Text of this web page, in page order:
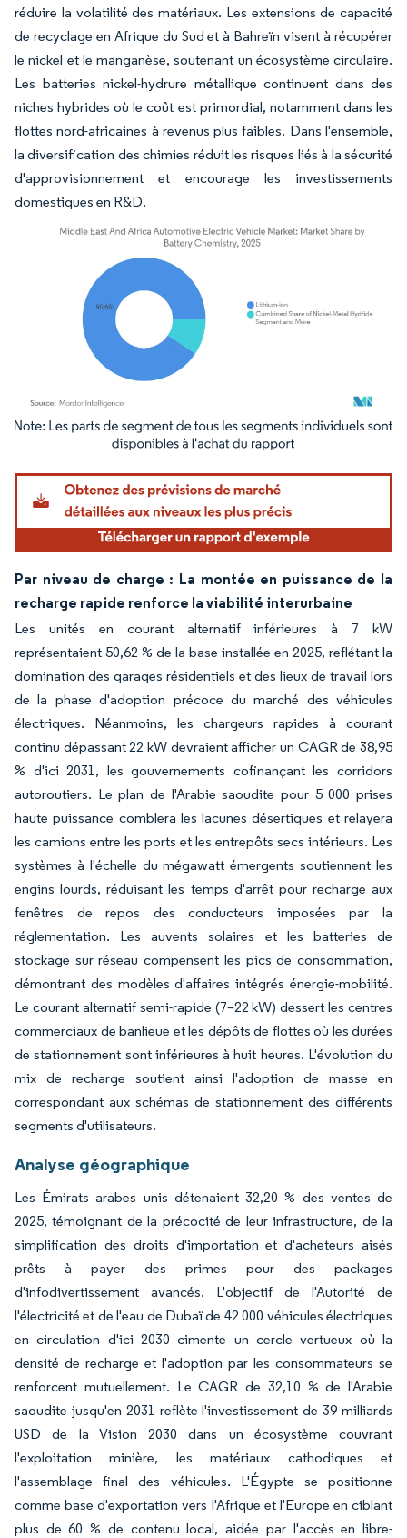
réduire la volatilité des matériaux. Les extensions de capacité
de recyclage en Afrique du Sud et à Bahreïn visent à récupérer
le nickel et le manganèse, soutenant un écosystème circulaire.
Les batteries nickel-hydrure métallique continuent dans des
niches hybrides où le coût est primordial, notamment dans les
flottes nord-africaines à revenus plus faibles. Dans l'ensemble,
la diversification des chimies réduit les risques liés à la sécurité
d'approvisionnement et encourage les investissements
domestiques en R&D.
Image © Mordor Intelligence. La réutilisation nécessite une attribution sous CC BY
Par niveau de charge : La montée en puissance de la
recharge rapide renforce la viabilité interurbaine
Les unités en courant alternatif inférieures à 7 kW
représentaient 50,62 % de la base installée en 2025, reflétant la
domination des garages résidentiels et des lieux de travail lors
de la phase d'adoption précoce du marché des véhicules
électriques. Néanmoins, les chargeurs rapides à courant
continu dépassant 22 kW devraient afficher un CAGR de 38,95
% d'ici 2031, les gouvernements cofinançant les corridors
autoroutiers. Le plan de l'Arabie saoudite pour 5 000 prises
haute puissance comblera les lacunes désertiques et relayera
les camions entre les ports et les entrepôts secs intérieurs. Les
systèmes à l'échelle du mégawatt émergents soutiennent les
engins lourds, réduisant les temps d'arrêt pour recharge aux
fenêtres de repos des conducteurs imposées par la
réglementation. Les auvents solaires et les batteries de
stockage sur réseau compensent les pics de consommation,
démontrant des modèles d'affaires intégrés énergie-mobilité.
Le courant alternatif semi-rapide (7–22 kW) dessert les centres
commerciaux de banlieue et les dépôts de flottes où les durées
de stationnement sont inférieures à huit heures. L'évolution du
mix de recharge soutient ainsi l'adoption de masse en
correspondant aux schémas de stationnement des différents
segments d'utilisateurs.
Analyse géographique
Les Émirats arabes unis détenaient 32,20 % des ventes de
2025, témoignant de la précocité de leur infrastructure, de la
simplification des droits d'importation et d'acheteurs aisés
prêts à payer des primes pour des packages
d'infodivertissement avancés. L'objectif de l'Autorité de
l'électricité et de l'eau de Dubaï de 42 000 véhicules électriques
en circulation d'ici 2030 cimente un cercle vertueux où la
densité de recharge et l'adoption par les consommateurs se
renforcent mutuellement. Le CAGR de 32,10 % de l'Arabie
saoudite jusqu'en 2031 reflète l'investissement de 39 milliards
USD de la Vision 2030 dans un écosystème couvrant
l'exploitation minière, les matériaux cathodiques et
l'assemblage final des véhicules. L'Égypte se positionne
comme base d'exportation vers l'Afrique et l'Europe en ciblant
plus de 60 % de contenu local, aidée par l'accès en libre-